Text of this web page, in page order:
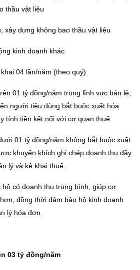
thầu vật liệu
xây dựng không bao thầu vật liệu
kinh doanh khác
04 lần/năm (theo quý).
01 tỷ đồng/năm trong lĩnh vực bán lẻ,
người tiêu dùng bắt buộc xuất hóa
tính tiền kết nối với cơ quan thuế.
01 tỷ đồng/năm không bắt buộc xuất
khuyến khích ghi chép doanh thu đầy
lý và kê khai thuế.
hộ có doanh thu trung bình, giúp cơ
đồng thời đảm bảo hộ kinh doanh
lý hóa đơn.
03 tỷ đồng/năm